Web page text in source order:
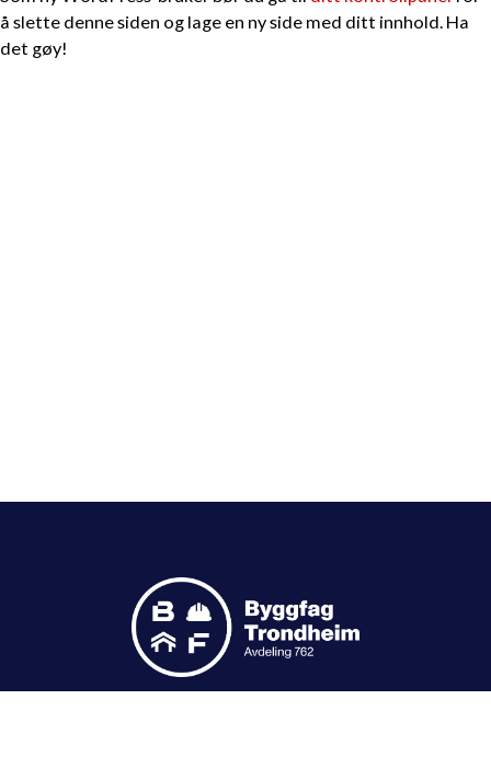
å slette denne siden og lage en ny side med ditt innhold. Ha
det gøy!